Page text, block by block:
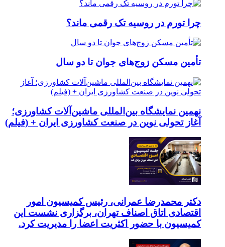
چرا تورم در روسیه تک رقمی ماند؟
تأمین مسکن زوج‌های جوان تا دو سال
نهمین نمایشگاه بین‌المللی ماشین‌آلات کشاورزی؛
آغاز تحولی نوین در صنعت کشاورزی ایران + (فیلم)
دکتر محمدرضا عمرانی، رئیس کمیسیون امور
اقتصادی اتاق اصناف تهران، برگزاری نشست این
کمیسیون با حضور اکثریت اعضا را مدیریت کرد.